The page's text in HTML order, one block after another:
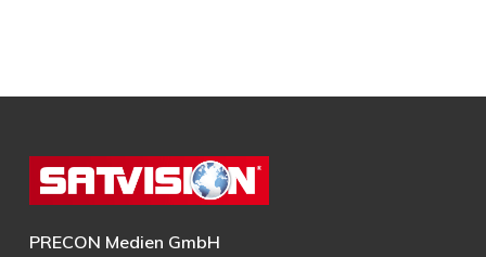
PRECON Medien GmbH